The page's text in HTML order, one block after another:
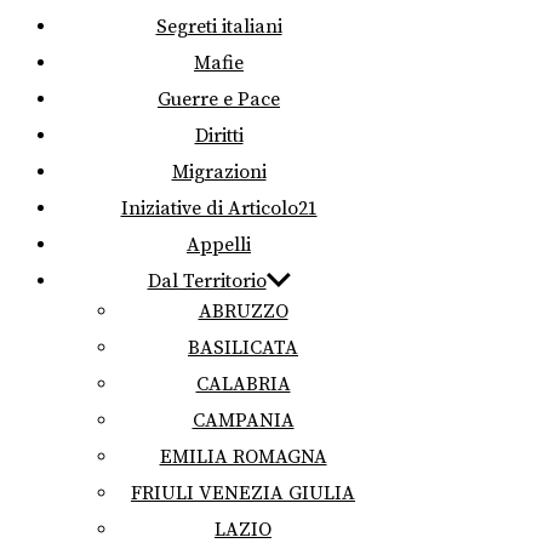
Segreti italiani
Mafie
Guerre e Pace
Diritti
Migrazioni
Iniziative di Articolo21
Appelli
Dal Territorio
ABRUZZO
BASILICATA
CALABRIA
CAMPANIA
EMILIA ROMAGNA
FRIULI VENEZIA GIULIA
LAZIO